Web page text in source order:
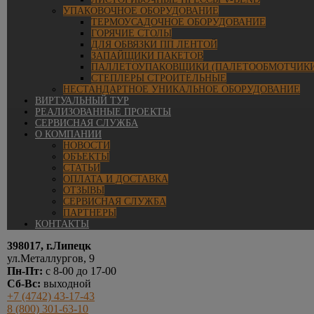
УПАКОВОЧНОЕ ОБОРУДОВАНИЕ
ТЕРМОУСАДОЧНОЕ ОБОРУДОВАНИЕ
ГОРЯЧИЕ СТОЛЫ
ДЛЯ ОБВЯЗКИ ПП ЛЕНТОЙ
ЗАПАЙЩИКИ ПАКЕТОВ
ПАЛЛЕТОУПАКОВЩИКИ
СТЕПЛЕРЫ СТРОИТЕЛЬНЫЕ
НЕСТАНДАРТНОЕ УНИКАЛЬНОЕ ОБОРУДОВАНИЕ
ВИРТУАЛЬНЫЙ ТУР
РЕАЛИЗОВАННЫЕ ПРОЕКТЫ
СЕРВИСНАЯ СЛУЖБА
О КОМПАНИИ
НОВОСТИ
ОБЪЕКТЫ
СТАТЬИ
ОПЛАТА И ДОСТАВКА
ОТЗЫВЫ
СЕРВИСНАЯ СЛУЖБА
ПАРТНЕРЫ
КОНТАКТЫ
398017, г.Липецк
ул.Металлургов, 9
Пн-Пт: с 8-00 до 17-00
Сб-Вс: выходной
+7 (4742) 43-17-43
8 (800) 301-63-10